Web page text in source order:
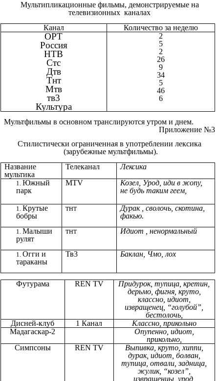
Мультипликационные фильмы, демонстрируемые на
телевизионных каналах
Канал
Количество за неделю
ОРТ
Россия
НТВ
Стс
Дтв
Тнт
Мтв
тв3
Культура
2
5
2
26
9
34
5
46
6
Мультфильмы в основном транслируются утром и днем.
Приложение №3
Стилистически ограниченная в употреблении лексика
(зарубежные мультфильмы).
Название
мультика
Телеканал
Лексика
Южный
парк
MTV
Козел, Урод, иди в жопу,
не будь таким геем,
Крутые
бобры
тнт
Дурак , сволочь, скотина,
факью.
Малыши
рулят
тнт Идиот , ненормальный
Огги и
тараканы
Тв3 Баклан, Чмо, лох
Футурама REN TV
Придурок, тупица, кретин,
дерьмо, фигня, круто,
классно, идиот,
извращенец, “голубой”,
бестолочь,
Дисней-клуб
1 Канал
Классно, прикольно
Мадагаскар-2
Опупенно, идиот,
прикольно,
Симпсоны
REN TV
Выпивка, круто, хиппи,
дурак, идиот, болван,
тупица, отвали, задница,
жулик, “козел”,
извращенцы, урод,